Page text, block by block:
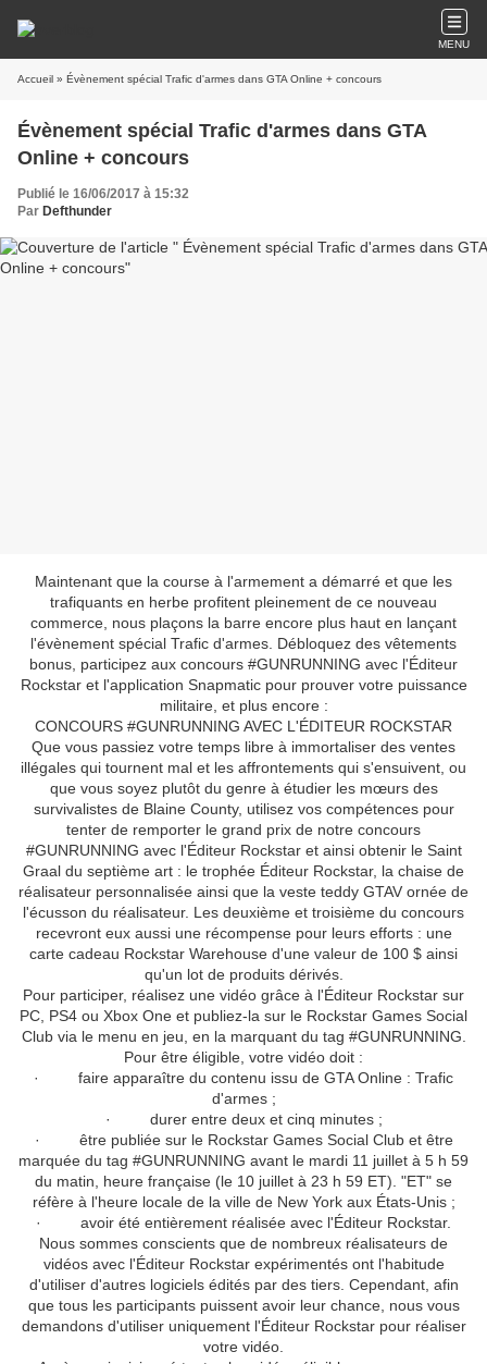
MENU
Accueil » Évènement spécial Trafic d'armes dans GTA Online + concours
Évènement spécial Trafic d'armes dans GTA
Online + concours
Publié le 16/06/2017 à 15:32
Par Defthunder
Maintenant que la course à l'armement a démarré et que les
trafiquants en herbe profitent pleinement de ce nouveau
commerce, nous plaçons la barre encore plus haut en lançant
l'évènement spécial Trafic d'armes. Débloquez des vêtements
bonus, participez aux concours #GUNRUNNING avec l'Éditeur
Rockstar et l'application Snapmatic pour prouver votre puissance
militaire, et plus encore :
CONCOURS #GUNRUNNING AVEC L'ÉDITEUR ROCKSTAR
Que vous passiez votre temps libre à immortaliser des ventes
illégales qui tournent mal et les affrontements qui s'ensuivent, ou
que vous soyez plutôt du genre à étudier les mœurs des
survivalistes de Blaine County, utilisez vos compétences pour
tenter de remporter le grand prix de notre concours
#GUNRUNNING avec l'Éditeur Rockstar et ainsi obtenir le Saint
Graal du septième art : le trophée Éditeur Rockstar, la chaise de
réalisateur personnalisée ainsi que la veste teddy GTAV ornée de
l'écusson du réalisateur. Les deuxième et troisième du concours
recevront eux aussi une récompense pour leurs efforts : une
carte cadeau Rockstar Warehouse d'une valeur de 100 $ ainsi
qu'un lot de produits dérivés.
Pour participer, réalisez une vidéo grâce à l'Éditeur Rockstar sur
PC, PS4 ou Xbox One et publiez-la sur le Rockstar Games Social
Club via le menu en jeu, en la marquant du tag #GUNRUNNING.
Pour être éligible, votre vidéo doit :
· faire apparaître du contenu issu de GTA Online : Trafic
d'armes ;
· durer entre deux et cinq minutes ;
· être publiée sur le Rockstar Games Social Club et être
marquée du tag #GUNRUNNING avant le mardi 11 juillet à 5 h 59
du matin, heure française (le 10 juillet à 23 h 59 ET). "ET" se
réfère à l'heure locale de la ville de New York aux États-Unis ;
· avoir été entièrement réalisée avec l'Éditeur Rockstar.
Nous sommes conscients que de nombreux réalisateurs de
vidéos avec l'Éditeur Rockstar expérimentés ont l'habitude
d'utiliser d'autres logiciels édités par des tiers. Cependant, afin
que tous les participants puissent avoir leur chance, nous vous
demandons d'utiliser uniquement l'Éditeur Rockstar pour réaliser
votre vidéo.